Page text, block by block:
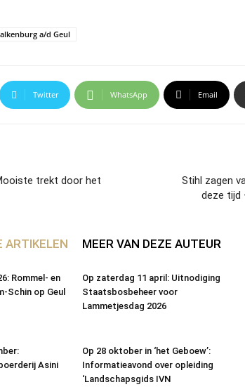
a/d Geul
Twitter WhatsApp Email
trekt door het
Stihl zagen
deze tijd
ARTIKELEN MEER VAN DEZE AUTEUR
Rommel- en
Schin op Geul
Op zaterdag 11 april: Uitnodiging
Staatsbosbeheer voor
Lammetjesdag 2026
Asini
Op 28 oktober in ‘het Geboew’:
Informatieavond over opleiding
‘Landschapsgids IVN